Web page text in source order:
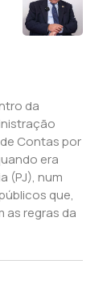
da
Contas por
era
(PJ), num
que,
as regras da